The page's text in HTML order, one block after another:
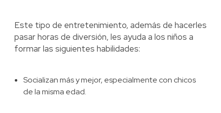
Este tipo de entretenimiento, además de hacerles
pasar horas de diversión, les ayuda a los niños a
formar las siguientes habilidades:
Socializan más y mejor, especialmente con chicos
de la misma edad.